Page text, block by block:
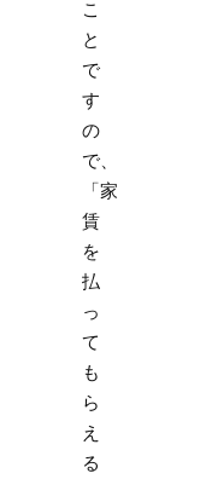
こ
と
で
す
の
で、
「家
賃
を
払
っ
て
も
ら
え
る